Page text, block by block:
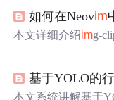
的正确执行。
如何在Neovim
本文详细介绍img-
化配置、图片处理
nvim和Oil.nvim的生
本文系统讲解基于